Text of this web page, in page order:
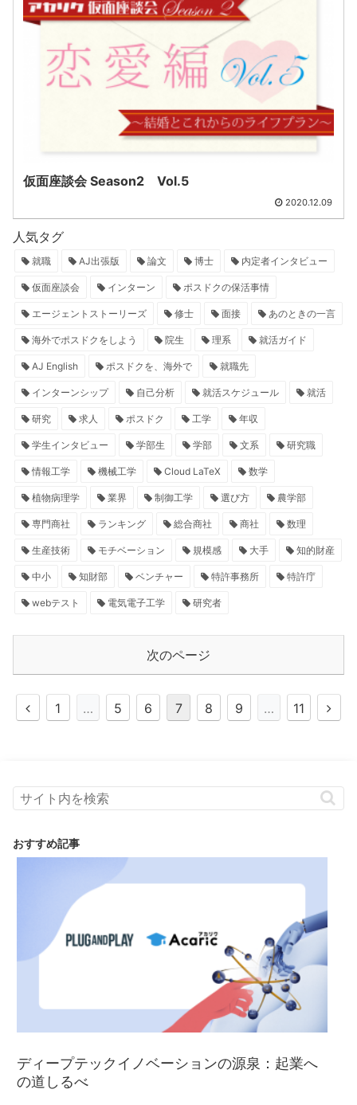
仮面座談会 Season2 Vol.5
2020.12.09
人気タグ
就職 AJ出張版 論文 博士 内定者インタビュー
仮面座談会 インターン ポスドクの保活事情
エージェントストーリーズ 修士 面接 あのときの一言
海外でポスドクをしよう 院生 理系 就活ガイド
AJ English ポスドクを、海外で 就職先
インターンシップ 自己分析 就活スケジュール 就活
研究 求人 ポスドク 工学 年収
学生インタビュー 学部生 学部 文系 研究職
情報工学 機械工学 Cloud LaTeX 数学
植物病理学 業界 制御工学 選び方 農学部
専門商社 ランキング 総合商社 商社 数理
生産技術 モチベーション 規模感 大手 知的財産
中小 知財部 ベンチャー 特許事務所 特許庁
webテスト 電気電子工学 研究者
次のページ
1 … 5 6 7 8 9 … 11
おすすめ記事
ディープテックイノベーションの源泉：起業へ
の道しるべ